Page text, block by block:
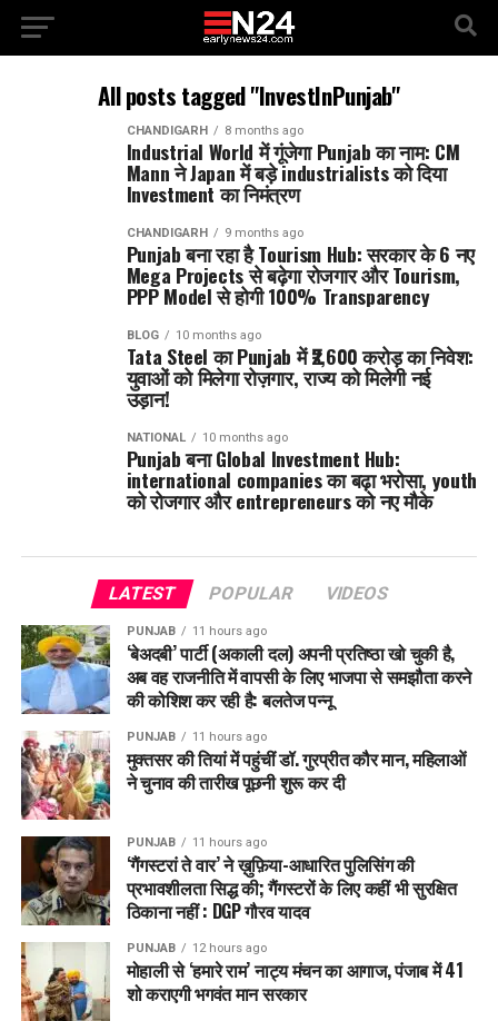
All posts tagged "InvestInPunjab"
CHANDIGARH 8 months ago
Industrial World में गूंजेगा Punjab का नाम: CM
Mann ने Japan में बड़े industrialists को दिया
Investment का निमंत्रण
CHANDIGARH 9 months ago
Punjab बना रहा है Tourism Hub: सरकार के 6 नए
Mega Projects से बढ़ेगा रोजगार और Tourism,
PPP Model से होगी 100% Transparency
BLOG 10 months ago
Tata Steel का Punjab में ₹2,600 करोड़ का निवेश:
युवाओं को मिलेगा रोज़गार, राज्य को मिलेगी नई
उड़ान!
NATIONAL 10 months ago
Punjab बना Global Investment Hub:
international companies का बढ़ा भरोसा, youth
को रोजगार और entrepreneurs को नए मौके
LATEST POPULAR VIDEOS
PUNJAB 11 hours ago
‘बेअदबी’ पार्टी (अकाली दल) अपनी प्रतिष्ठा खो चुकी है,
अब वह राजनीति में वापसी के लिए भाजपा से समझौता करने
की कोशिश कर रही है: बलतेज पन्नू
PUNJAB 11 hours ago
मुक्तसर की तियां में पहुंचीं डॉ. गुरप्रीत कौर मान, महिलाओं
ने चुनाव की तारीख पूछनी शुरू कर दी
PUNJAB 11 hours ago
‘गैंगस्टरां ते वार’ ने ख़ुफ़िया-आधारित पुलिसिंग की
प्रभावशीलता सिद्ध की; गैंगस्टरों के लिए कहीं भी सुरक्षित
ठिकाना नहीं : DGP गौरव यादव
PUNJAB 12 hours ago
मोहाली से ‘हमारे राम’ नाट्य मंचन का आगाज, पंजाब में 41
शो कराएगी भगवंत मान सरकार